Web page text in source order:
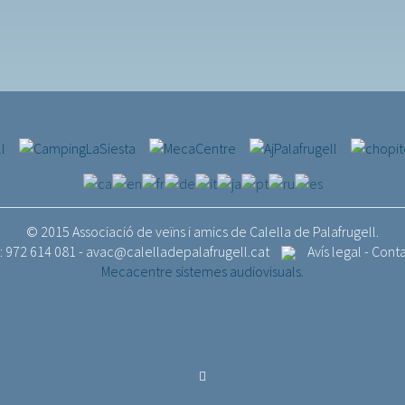
© 2015 Associació de veïns i amics de Calella de Palafrugell.
972 614 081 - avac@calelladepalafrugell.cat Avís legal -
Mecacentre sistemes audiovisuals.